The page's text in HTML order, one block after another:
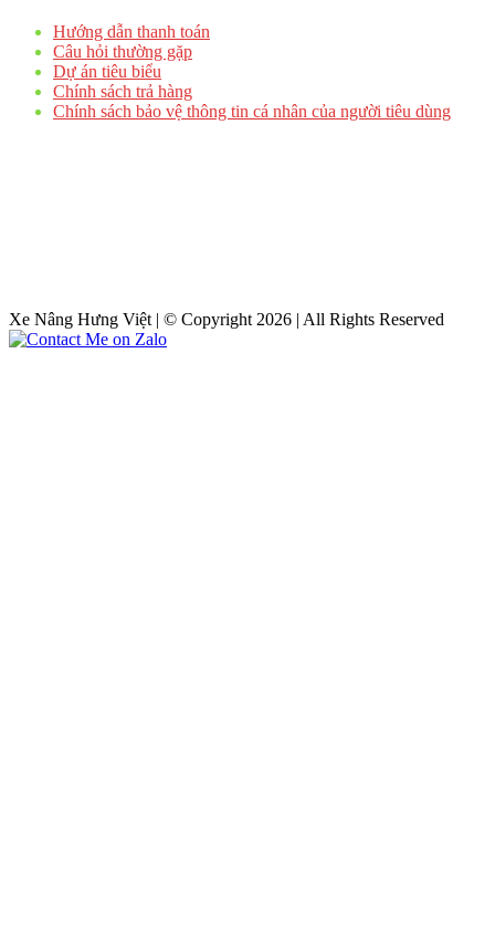
Hướng dẫn thanh toán
Câu hỏi thường gặp
Dự án tiêu biểu
Chính sách trả hàng
Chính sách bảo vệ thông tin cá nhân của người tiêu dùng
Xe Nâng Hưng Việt | © Copyright 2026 | All Rights Reserved